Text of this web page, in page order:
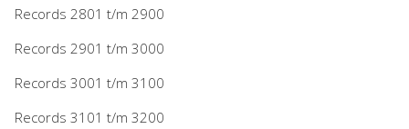
Records 2801 t/m 2900
Records 2901 t/m 3000
Records 3001 t/m 3100
Records 3101 t/m 3200